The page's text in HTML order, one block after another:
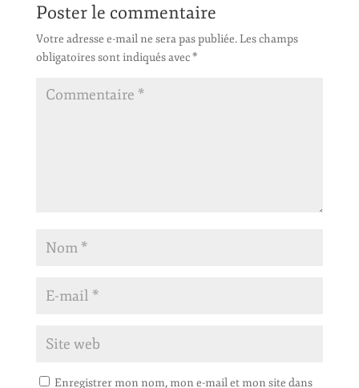
Poster le commentaire
Votre adresse e-mail ne sera pas publiée.Les champs
obligatoires sont indiqués avec*
Enregistrer mon nom, mon e-mail et mon site dans